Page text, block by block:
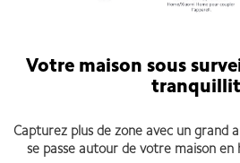
Votre maison sous
Capturez plus de zone avec un grand
se passe autour de votre maison en